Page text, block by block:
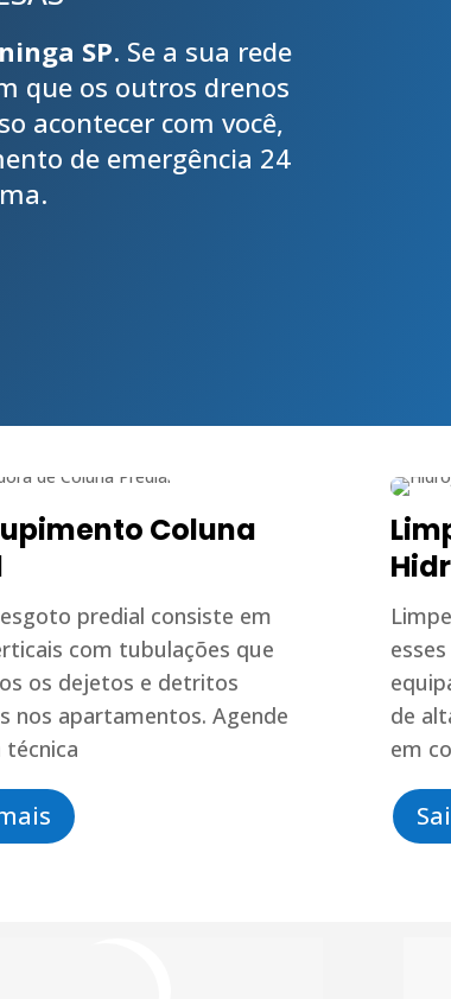
SP. Se a sua rede
que os outros drenos
acontecer com você,
de emergência 24
Coluna
predial consiste em
com tubulações que
os dejetos e detritos
nos apartamentos. Agende
de
em